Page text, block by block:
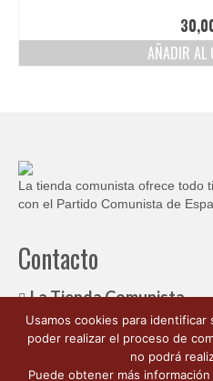
AÑADIR AL
La tienda comunista ofrece todo
con el Partido Comunista de
Contacto
La Tienda Comunista
c/ Ambrosio de Morales, 1
Córdoba España 14003
662 176 563
Usamos cookies para
poder realizar el proceso de
no podrá
Puede obtener más